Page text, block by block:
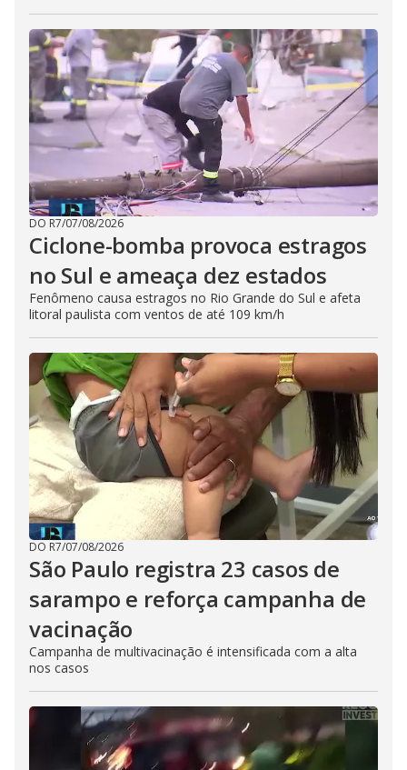
DO R7/07/08/2026
Ciclone-bomba provoca estragos
no Sul e ameaça dez estados
Fenômeno causa estragos no Rio Grande do Sul e afeta
litoral paulista com ventos de até 109 km/h
DO R7/07/08/2026
São Paulo registra 23 casos de
sarampo e reforça campanha de
vacinação
Campanha de multivacinação é intensificada com a alta
nos casos